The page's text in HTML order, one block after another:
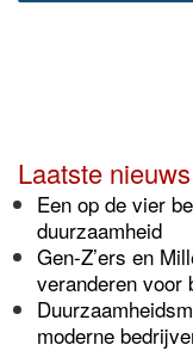
Laatste nieuws
Een op de vier
duurzaamheid
Gen-Z’ers en
veranderen voor
moderne